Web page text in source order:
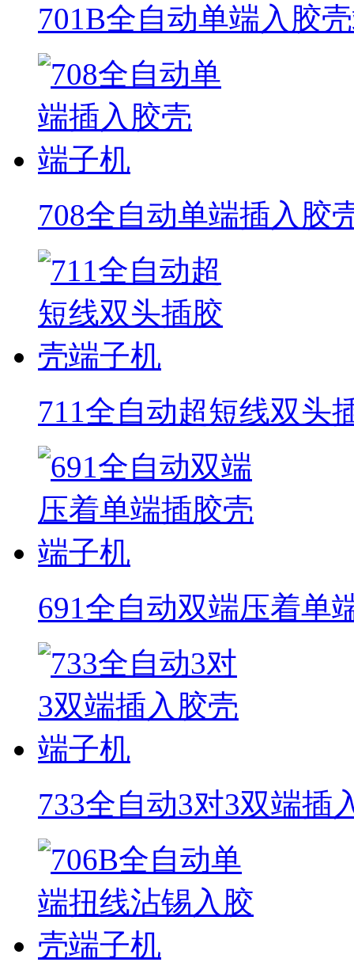
701B全自动单端入胶
708全自动单端插入胶
711全自动超短线双头
691全自动双端压着单
733全自动3对3双端插